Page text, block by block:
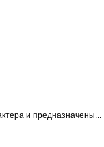
и предназначены...